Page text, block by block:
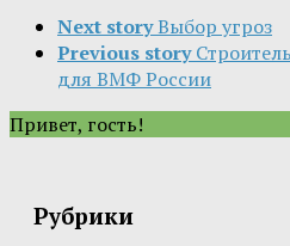
Next storyВыбор угроз
Previous story
для ВМФ России
Привет, гость!
Рубрики